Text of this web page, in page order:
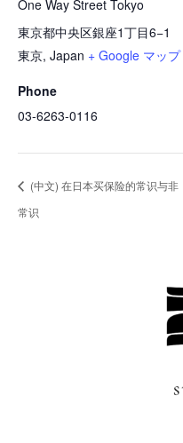
One Way Street Tokyo
東京都中央区銀座1丁目6−1
東京, Japan + Google マップ
Phone
03-6263-0116
(中文) 在日本买保险的常识与非
常识